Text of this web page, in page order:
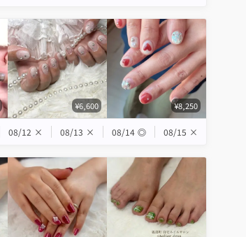
¥6,600 ¥8,250
08/12 × 08/13 × 08/14 ◎ 08/15 ×